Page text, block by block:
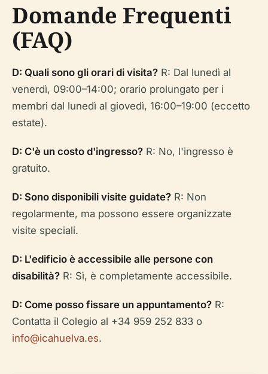
Domande Frequenti
(FAQ)
D: Quali sono gli orari di visita? R: Dal lunedì al
venerdì, 09:00–14:00; orario prolungato per i
membri dal lunedì al giovedì, 16:00–19:00 (eccetto
estate).
D: C'è un costo d'ingresso? R: No, l'ingresso è
gratuito.
D: Sono disponibili visite guidate? R: Non
regolarmente, ma possono essere organizzate
visite speciali.
D: L'edificio è accessibile alle persone con
disabilità? R: Sì, è completamente accessibile.
D: Come posso fissare un appuntamento? R:
Contatta il Colegio al +34 959 252 833 o
info@icahuelva.es.